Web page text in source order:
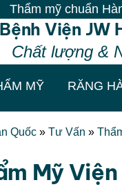
chuẩn Hàn - Vô
Bệnh Viện JW
Chất lượng &
MỸ RĂNG
Quốc » Tư Vấn »
Mỹ